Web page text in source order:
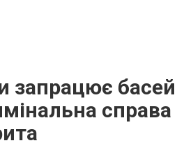
запрацює
справа